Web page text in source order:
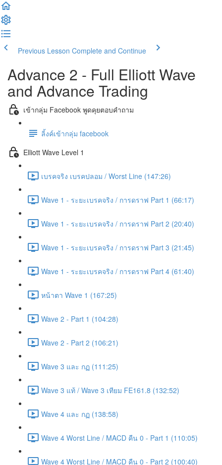
Previous Lesson Complete and Continue
Advance 2 - Full Elliott Wave
and Advance Trading
เข้ากลุ่ม Facebook พูดคุยตอบคำถาม
ลิ้งค์เข้ากลุ่ม facebook
Elliott Wave Level 1
เบรคจริง เบรคปลอม / Worst Line (147:26)
Wave 1 - ระยะเบรคจริง / การดราฟ Part 1 (66:17)
Wave 1 - ระยะเบรคจริง / การดราฟ Part 2 (20:40)
Wave 1 - ระยะเบรคจริง / การดราฟ Part 3 (21:45)
Wave 1 - ระยะเบรคจริง / การดราฟ Part 4 (61:40)
หน้าตา Wave 1 (167:25)
Wave 2 - Part 1 (104:28)
Wave 2 - Part 2 (106:21)
Wave 3 และ กฏ (111:25)
Wave 3 แท้ / Wave 3 เทียม FE161.8 (132:52)
Wave 4 และ กฏ (138:58)
Wave 4 Worst Line / MACD คืน 0 - Part 1 (110:05)
Wave 4 Worst Line / MACD คืน 0 - Part 2 (100:40)